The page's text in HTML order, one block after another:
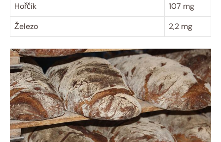
Hořčík
107 mg
Železo
2,2 mg